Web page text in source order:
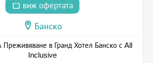
виж офертата
Банско
в Гранд Хотел Банско с All
Inclusive